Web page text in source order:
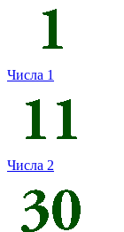
Числа 1
Числа 2